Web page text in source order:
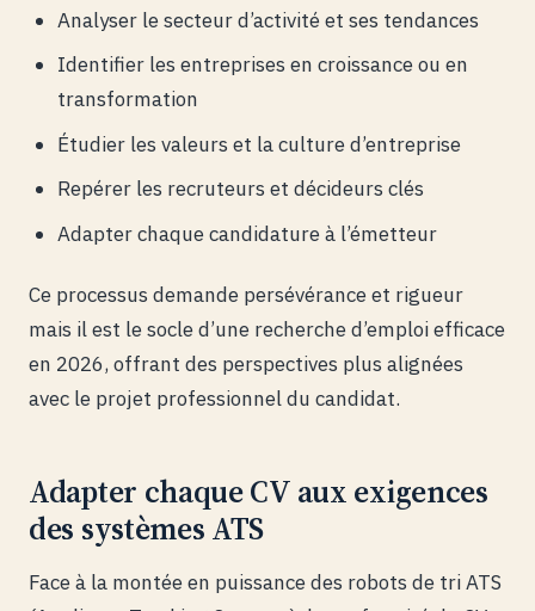
Analyser le secteur d’activité et ses tendances
Identifier les entreprises en croissance ou en
transformation
Étudier les valeurs et la culture d’entreprise
Repérer les recruteurs et décideurs clés
Adapter chaque candidature à l’émetteur
Ce processus demande persévérance et rigueur
mais il est le socle d’une recherche d’emploi efficace
en 2026, offrant des perspectives plus alignées
avec le projet professionnel du candidat.
Adapter chaque CV aux exigences
des systèmes ATS
Face à la montée en puissance des robots de tri ATS